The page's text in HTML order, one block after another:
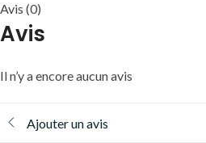
Avis (0)
Avis
Il n’y a encore aucun avis
Ajouter un avis